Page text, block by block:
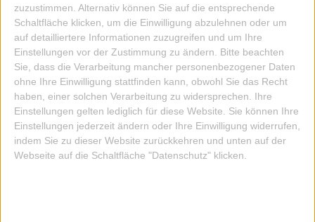
zuzustimmen. Alternativ können Sie auf die entsprechende
Schaltfläche klicken, um die Einwilligung abzulehnen oder um
auf detailliertere Informationen zuzugreifen und um Ihre
Einstellungen vor der Zustimmung zu ändern. Bitte beachten
Sie, dass die Verarbeitung mancher personenbezogener Daten
ohne Ihre Einwilligung stattfinden kann, obwohl Sie das Recht
haben, einer solchen Verarbeitung zu widersprechen. Ihre
Einstellungen gelten lediglich für diese Website. Sie können Ihre
Einstellungen jederzeit ändern oder Ihre Einwilligung widerrufen,
indem Sie zu dieser Website zurückkehren und unten auf der
Webseite auf die Schaltfläche "Datenschutz" klicken.